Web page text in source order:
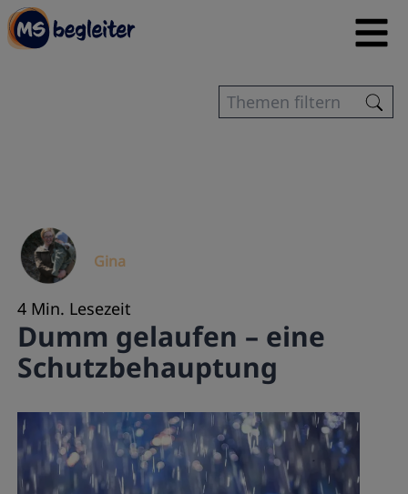
Gina
4 Min. Lesezeit
Dumm gelaufen – eine
Schutzbehauptung